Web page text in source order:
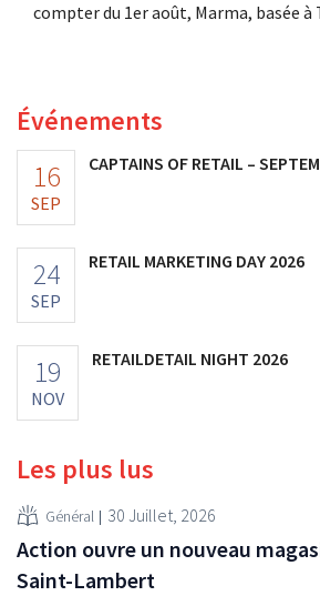
compter du 1er août, Marma, basée
Événements
16
SEP
CAPTAINS OF RETAIL –
24
SEP
RETAIL MARKETING DAY 2026
19
NOV
RETAILDETAIL NIGHT 2026
Les plus lus
Général 30 Juillet, 2026
Action ouvre un nouveau
Saint-Lambert